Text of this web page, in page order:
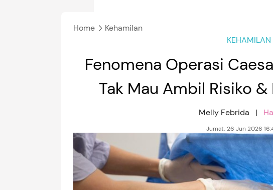
Home
Kehamilan
KEHAMILAN
Fenomena Operasi
Tak Mau Ambil Risiko
Melly Febrida |
Jumat, 26 Jun 2026